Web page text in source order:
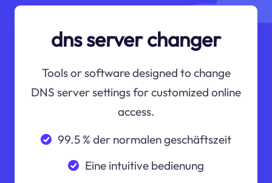
dns server changer
Tools or software designed to change
DNS server settings for customized online
access.
99.5 % der normalen geschäftszeit
Eine intuitive bedienung